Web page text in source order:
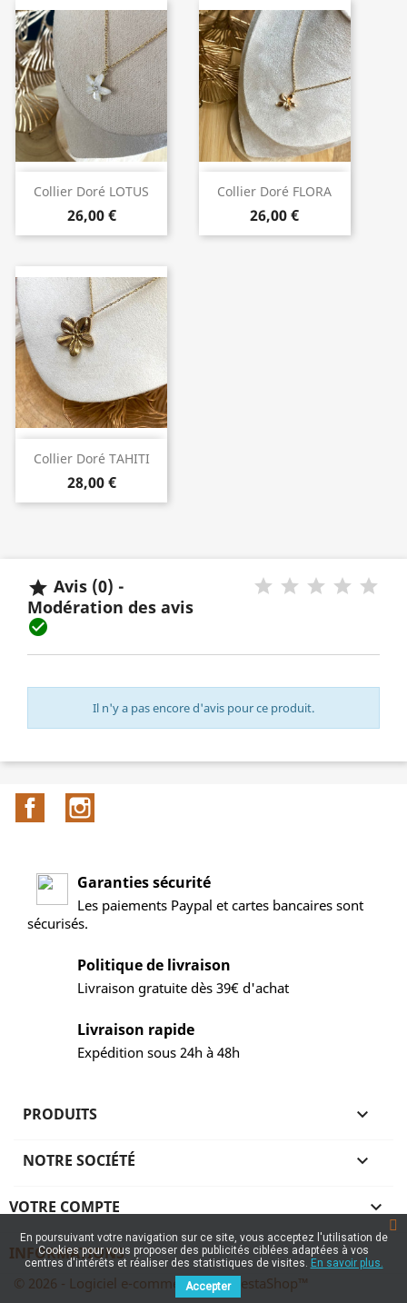
Collier Doré LOTUS
26,00 €
Collier Doré FLORA
26,00 €
Collier Doré TAHITI
28,00 €
 Avis (0) -
Modération des avis

Il n'y a pas encore d'avis pour ce produit.
Facebook
Garanties sécurité
Les paiements Paypal et cartes bancaires sont
sécurisés.
Politique de livraison
Livraison gratuite dès 39€ d'achat
Livraison rapide
Expédition sous 24h à 48h
PRODUITS 
NOTRE SOCIÉTÉ 
VOTRE COMPTE 
INFORMATIONS
© 2026 - Logiciel e-commerce par PrestaShop™
En poursuivant votre navigation sur ce site, vous acceptez l'utilisation de
Cookies pour vous proposer des publicités ciblées adaptées à vos
centres d'intérêts et réaliser des statistiques de visites. En savoir plus.
Accepter